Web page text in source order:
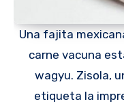
Una fajita
carne vacuna
wagyu. Zisola,
etiqueta la